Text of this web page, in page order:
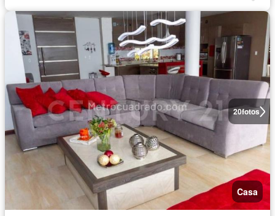
20fotos
Casa